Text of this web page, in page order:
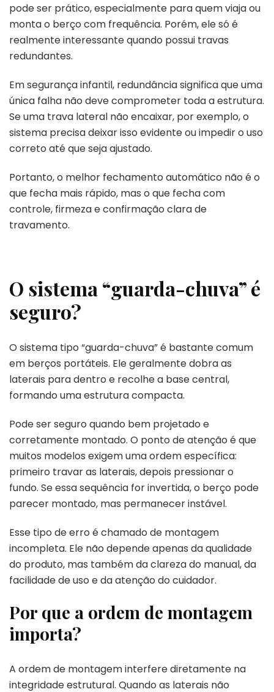
pode ser prático, especialmente para quem viaja ou
monta o berço com frequência. Porém, ele só é
realmente interessante quando possui travas
redundantes.
Em segurança infantil, redundância significa que uma
única falha não deve comprometer toda a estrutura.
Se uma trava lateral não encaixar, por exemplo, o
sistema precisa deixar isso evidente ou impedir o uso
correto até que seja ajustado.
Portanto, o melhor fechamento automático não é o
que fecha mais rápido, mas o que fecha com
controle, firmeza e confirmação clara de
travamento.
O sistema “guarda-chuva” é
seguro?
O sistema tipo “guarda-chuva” é bastante comum
em berços portáteis. Ele geralmente dobra as
laterais para dentro e recolhe a base central,
formando uma estrutura compacta.
Pode ser seguro quando bem projetado e
corretamente montado. O ponto de atenção é que
muitos modelos exigem uma ordem específica:
primeiro travar as laterais, depois pressionar o
fundo. Se essa sequência for invertida, o berço pode
parecer montado, mas permanecer instável.
Esse tipo de erro é chamado de montagem
incompleta. Ele não depende apenas da qualidade
do produto, mas também da clareza do manual, da
facilidade de uso e da atenção do cuidador.
Por que a ordem de montagem
importa?
A ordem de montagem interfere diretamente na
integridade estrutural. Quando as laterais não